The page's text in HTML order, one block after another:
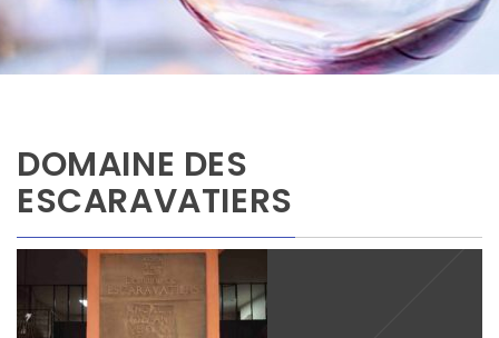
DOMAINE DES
ESCARAVATIERS